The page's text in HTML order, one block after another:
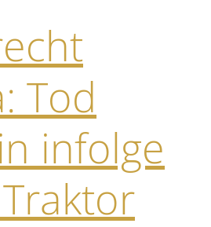
Tod
infolge